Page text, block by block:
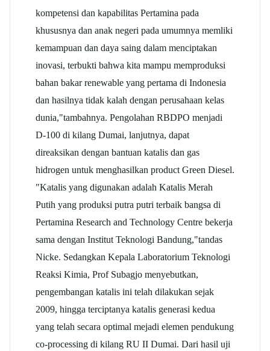
kompetensi dan kapabilitas Pertamina pada
khususnya dan anak negeri pada umumnya memliki
kemampuan dan daya saing dalam menciptakan
inovasi, terbukti bahwa kita mampu memproduksi
bahan bakar renewable yang pertama di Indonesia
dan hasilnya tidak kalah dengan perusahaan kelas
dunia,"tambahnya. Pengolahan RBDPO menjadi
D-100 di kilang Dumai, lanjutnya, dapat
direaksikan dengan bantuan katalis dan gas
hidrogen untuk menghasilkan product Green Diesel.
"Katalis yang digunakan adalah Katalis Merah
Putih yang produksi putra putri terbaik bangsa di
Pertamina Research and Technology Centre bekerja
sama dengan Institut Teknologi Bandung,"tandas
Nicke. Sedangkan Kepala Laboratorium Teknologi
Reaksi Kimia, Prof Subagjo menyebutkan,
pengembangan katalis ini telah dilakukan sejak
2009, hingga terciptanya katalis generasi kedua
yang telah secara optimal mejadi elemen pendukung
co-processing di kilang RU II Dumai. Dari hasil uji